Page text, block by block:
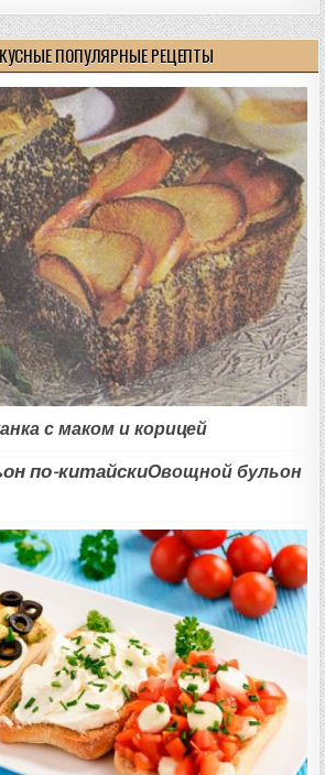
ПОПУЛЯРНЫЕ РЕЦЕПТЫ
с маком и корицей
Овощной бульон